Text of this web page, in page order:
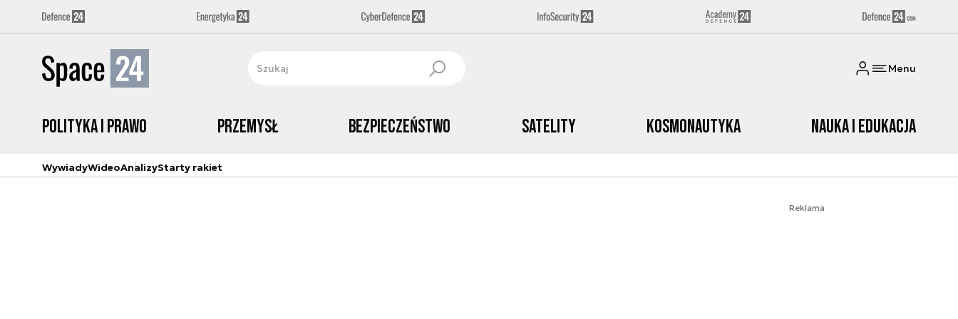
Menu
Polityka i prawo Przemysł Bezpieczeństwo Satelity Kosmonautyka Nauka i edukacja
WywiadyWideoAnalizyStarty rakiet
Reklama